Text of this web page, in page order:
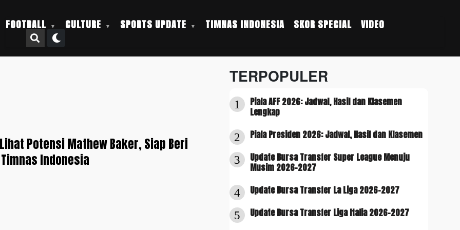
FOOTBALL CULTURE SPORTS UPDATE TIMNAS INDONESIA SKOR SPECIAL VIDEO
Potensi Mathew Baker, Siap Beri
Indonesia
TERPOPULER
1
Piala AFF 2026: Jadwal, Hasil dan Klasemen
Lengkap
2 Piala Presiden 2026: Jadwal, Hasil dan Klasemen
3
Update Bursa Transfer Super League Menuju
Musim 2026-2027
4 Update Bursa Transfer La Liga 2026-2027
5 Update Bursa Transfer Liga Italia 2026-2027